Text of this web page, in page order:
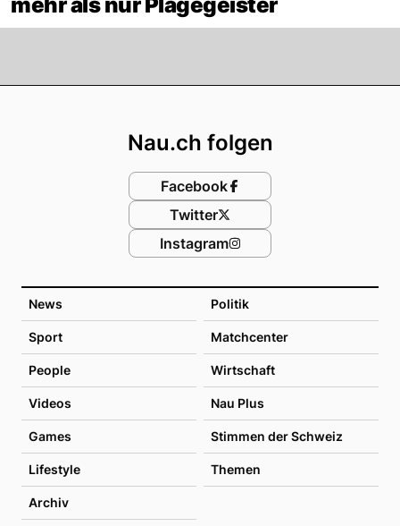
News Politik
Sport Matchcenter
People Wirtschaft
Videos Nau Plus
Games Stimmen der Schweiz
Lifestyle Themen
Archiv
Nau.ch folgen
Facebook
Twitter
Instagram